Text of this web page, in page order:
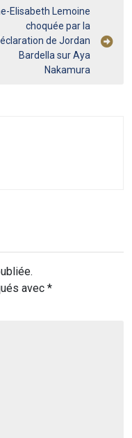
Elisabeth Lemoine
choquée par la
de Jordan
Bardella sur Aya
Nakamura
avec *